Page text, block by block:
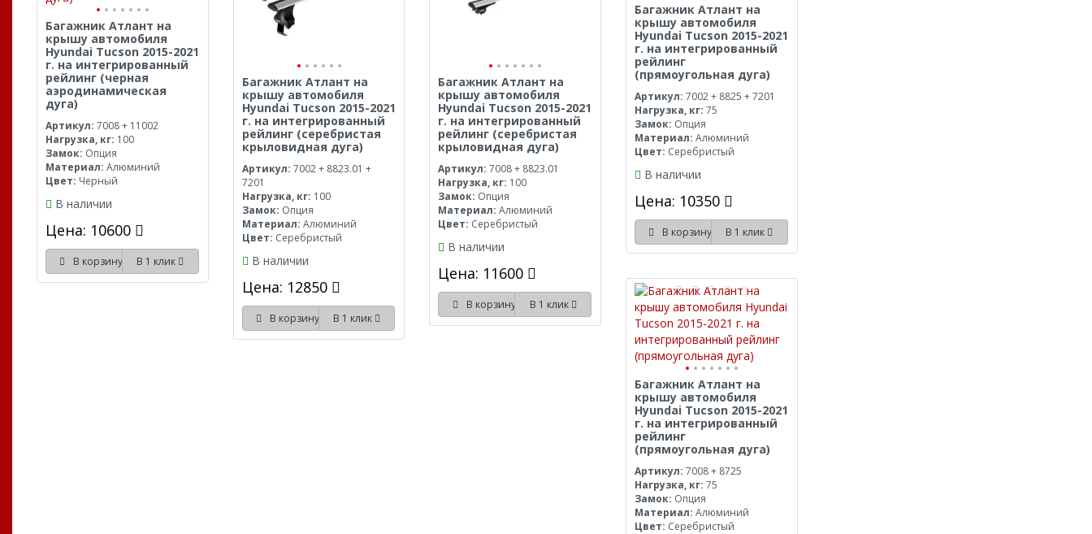
Багажник Атлант на
крышу автомобиля
Hyundai Tucson 2015-2021
г. на интегрированный
рейлинг (черная
аэродинамическая
дуга)
Артикул: 7008 + 11002
Нагрузка, кг: 100
Замок: Опция
Материал: Алюминий
Цвет: Черный
В наличии
Цена: 10600
В корзину В 1 клик
Багажник Атлант на
крышу автомобиля
Hyundai Tucson 2015-2021
г. на интегрированный
рейлинг (серебристая
крыловидная дуга)
Артикул: 7002 + 8823.01 +
7201
Нагрузка, кг: 100
Замок: Опция
Материал: Алюминий
Цвет: Серебристый
В наличии
Цена: 12850
В корзину В 1 клик
Багажник Атлант на
крышу автомобиля
Hyundai Tucson 2015-2021
г. на интегрированный
рейлинг (серебристая
крыловидная дуга)
Артикул: 7008 + 8823.01
Нагрузка, кг: 100
Замок: Опция
Материал: Алюминий
Цвет: Серебристый
В наличии
Цена: 11600
В корзину В 1 клик
Багажник Атлант на
крышу автомобиля
Hyundai Tucson 2015-2021
г. на интегрированный
рейлинг
(прямоугольная дуга)
Артикул: 7002 + 8825 + 7201
Нагрузка, кг: 75
Замок: Опция
Материал: Алюминий
Цвет: Серебристый
В наличии
Цена: 10350
В корзину В 1 клик
Багажник Атлант на
крышу автомобиля
Hyundai Tucson 2015-2021
г. на интегрированный
рейлинг
(прямоугольная дуга)
Артикул: 7008 + 8725
Нагрузка, кг: 75
Замок: Опция
Материал: Алюминий
Цвет: Серебристый